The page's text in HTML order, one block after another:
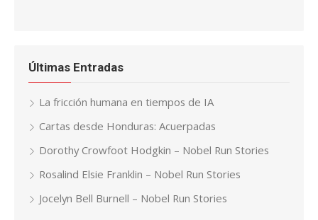
Últimas Entradas
La fricción humana en tiempos de IA
Cartas desde Honduras: Acuerpadas
Dorothy Crowfoot Hodgkin – Nobel Run Stories
Rosalind Elsie Franklin – Nobel Run Stories
Jocelyn Bell Burnell – Nobel Run Stories